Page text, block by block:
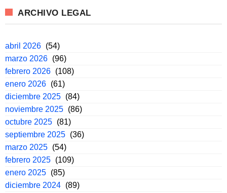
ARCHIVO LEGAL
abril 2026 (54)
marzo 2026 (96)
febrero 2026 (108)
enero 2026 (61)
diciembre 2025 (84)
noviembre 2025 (86)
octubre 2025 (81)
septiembre 2025 (36)
marzo 2025 (54)
febrero 2025 (109)
enero 2025 (85)
diciembre 2024 (89)